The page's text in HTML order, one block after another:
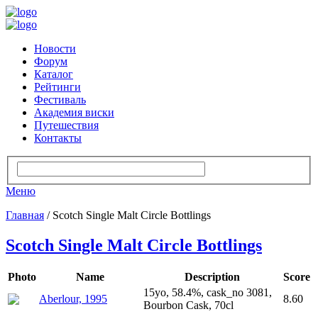
Новости
Форум
Каталог
Рейтинги
Фестиваль
Академия виски
Путешествия
Контакты
Меню
Главная / Scotch Single Malt Circle Bottlings
Scotch Single Malt Circle Bottlings
Photo Name Description
Score
Aberlour, 1995
15yo, 58.4%, cask_no 3081,
Bourbon Cask, 70cl
8.60